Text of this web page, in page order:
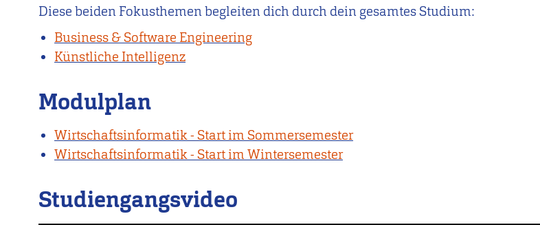
Diese beiden Fokusthemen begleiten dich durch dein gesamtes Studium:
Business & Software Engineering
Künstliche Intelligenz
Modulplan
Wirtschaftsinformatik - Start im Sommersemester
Wirtschaftsinformatik - Start im Wintersemester
Studiengangsvideo